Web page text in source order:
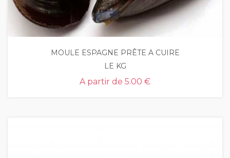
MOULE ESPAGNE PRÊTE A CUIRE
LE KG
A partir de 5.00 €